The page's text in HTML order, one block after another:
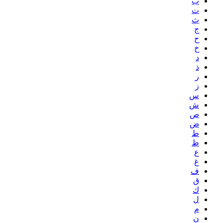
ت
ث
ج
ح
خ
د
ذ
ر
ز
س
ش
ص
ض
ط
ظ
ع
غ
ف
ق
ك
ل
م
ن